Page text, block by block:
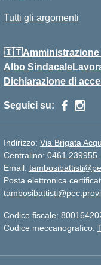
Tutti gli argomenti
🇮🇹Amministrazione
Albo Sindacale
Dichiarazione di
Seguici su:
Indirizzo: Via Brigata
Centralino: 0461 239955
Email:
Posta elettronica
Codice fiscale:
Codice meccanografico: